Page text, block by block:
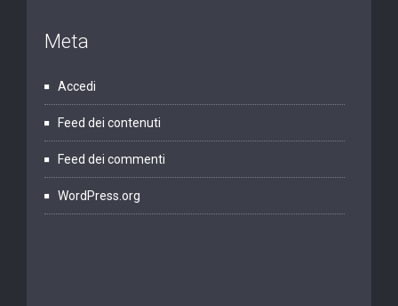
Meta
Accedi
Feed dei contenuti
Feed dei commenti
WordPress.org